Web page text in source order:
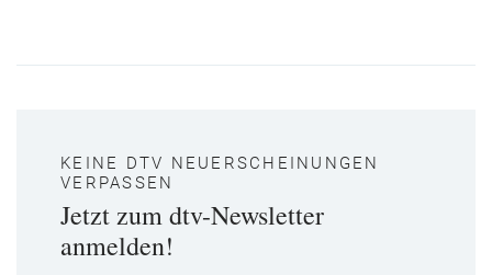
KEINE DTV NEUERSCHEINUNGEN
VERPASSEN
Jetzt zum dtv-Newsletter
anmelden!